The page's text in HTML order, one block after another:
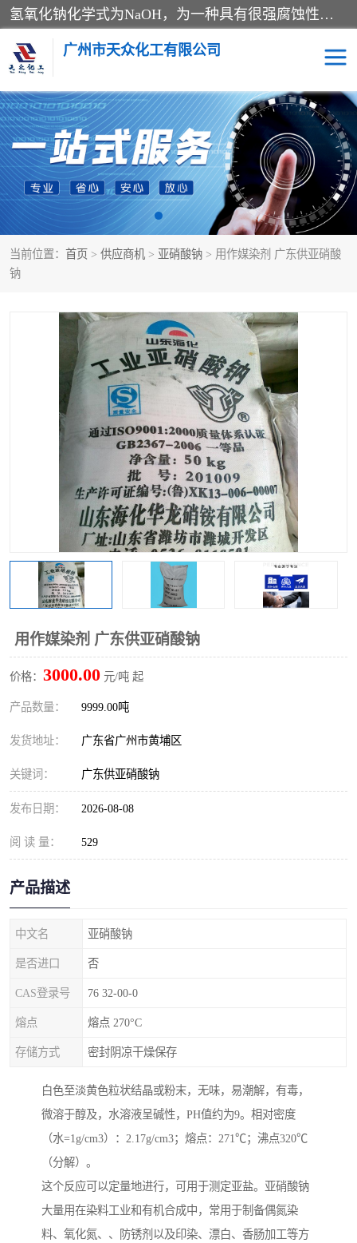
氢氧化钠化学式为NaOH，为一种具有很强腐蚀性的强碱，一般为片状或颗粒形态，易溶于水(溶于水时放热)并形成碱性溶液，另有潮解性，易吸取空气中的水蒸气(潮解)和(变质)。NaOH是化学实验室其中一种必备的化学品，亦为常见的化工品之一。纯品是无色透明的晶体。密度2.130g/cm3。熔点318.4℃。沸点1390℃。工业品含有少量的氯化和碳酸，是白色不透明的晶体。
广州市天众化工有限公司
当前位置： 首页 > 供应商机 > 亚硝酸钠 > 用作媒染剂 广东供亚硝酸
钠
用作媒染剂 广东供亚硝酸钠
价格： 3000.00 元/吨 起
产品数量： 9999.00吨
发货地址： 广东省广州市黄埔区
关键词： 广东供亚硝酸钠
发布日期： 2026-08-08
阅 读 量： 529
产品描述
中文名 亚硝酸钠
是否进口 否
CAS登录号 76 32-00-0
熔点 熔点 270°C
存储方式 密封阴凉干燥保存
白色至淡黄色粒状结晶或粉末，无味，易潮解，有毒，
微溶于醇及，水溶液呈碱性，PH值约为9。相对密度
（水=1g/cm3）：2.17g/cm3；熔点：271℃；沸点320℃
（分解）。
这个反应可以定量地进行，可用于测定亚盐。亚硝酸钠
大量用在染料工业和有机合成中，常用于制备偶氮染
料、氧化氮、、防锈剂以及印染、漂白、香肠加工等方
亚硝酸钠 氢氧化钠
纯碱 硫代硫酸钠
草酸 醋酸钠
聚合氯化铝 焦磷酸二氢二钠
一水葡萄糖
聚丙烯酰胺 一水柠檬酸
磷酸氢二钠 葡萄糖酸钠
磷酸二氢钾
磷酸氢二钾 三聚磷酸钠
工业白糖
过硫酸钠
尿素 碳酸氢钠
聚合硫酸铁 磷酸二氢钠
大苏打